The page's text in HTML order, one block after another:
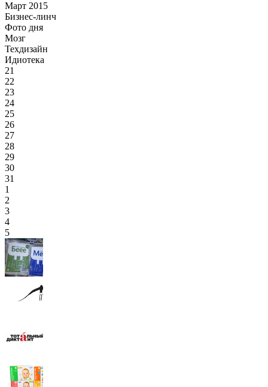
Март 2015
Бизнес-линч
Фото дня
Мозг
Техдизайн
Идиотека
21
22
23
24
25
26
27
28
29
30
31
1
2
3
4
5